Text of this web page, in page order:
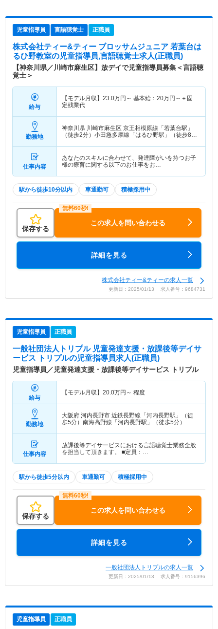
児童指導員 言語聴覚士 正職員
株式会社ティー&ティー ブロッサムジュニア 若葉台は
るひ野教室の児童指導員,言語聴覚士求人(正職員)
【神奈川県／川崎市麻生区】放デイで児童指導員募集＜言語聴
覚士＞
給与
【モデル月収】 23.0万円～ 基本給： 20万円～ ＋固
定残業代
勤務地
神奈川県 川崎市麻生区 京王相模原線「若葉台駅」
（徒歩2分）小田急多摩線「はるひ野駅」（徒歩8
仕事内容
あなたのスキルに合わせて、発達障がいを持つお子
様の療育に関する以下のお仕事をお…
駅から徒歩10分以内 車通勤可 積極採用中
保存する
この求人を問い合わせる
詳細を見る
株式会社ティー&ティーの求人一覧
更新日：2025/01/13 求人番号：9684731
児童指導員 正職員
一般社団法人トリプル 児童発達支援・放課後等デイサ
ービス トリプルの児童指導員求人(正職員)
児童指導員／児童発達支援・放課後等デイサービス トリプル
給与
【モデル月収】 20.0万円～ 程度
勤務地
大阪府 河内長野市 近鉄長野線「河内長野駅」（徒
歩5分）南海高野線「河内長野駅」（徒歩5分）
仕事内容
放課後等デイサービスにおける言語聴覚士業務全般
を担当して頂きます。 ■定員：…
駅から徒歩5分以内 車通勤可 積極採用中
保存する
この求人を問い合わせる
詳細を見る
一般社団法人トリプルの求人一覧
更新日：2025/01/13 求人番号：9156396
児童指導員 正職員